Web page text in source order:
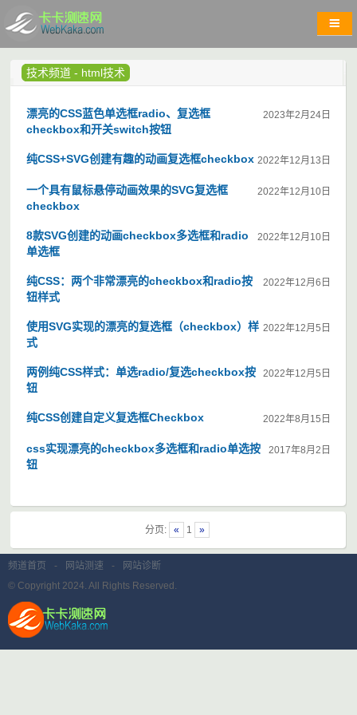
技术频道 - html技术
2023年2月24日
漂亮的CSS蓝色单选框radio、复选框
checkbox和开关switch按钮
2022年12月13日
纯CSS+SVG创建有趣的动画复选框checkbox
2022年12月10日
一个具有鼠标悬停动画效果的SVG复选框
checkbox
2022年12月10日
8款SVG创建的动画checkbox多选框和radio
单选框
2022年12月6日
纯CSS：两个非常漂亮的checkbox和radio按
钮样式
2022年12月5日
使用SVG实现的漂亮的复选框（checkbox）样
式
2022年12月5日
两例纯CSS样式：单选radio/复选checkbox按
钮
2022年8月15日
纯CSS创建自定义复选框Checkbox
2017年8月2日
css实现漂亮的checkbox多选框和radio单选按
钮
分页: « 1 »
频道首页 - 网站测速 -
网站诊断
© Copyright 2024. All Rights Reserved.